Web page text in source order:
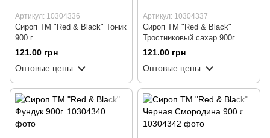
Артикул: 10304336
Сироп ТМ "Red & Black" Тоник
900 г
121.00 грн
Оптовые цены
Артикул: 10304337
Сироп ТМ "Red & Black"
Тростниковый сахар 900г.
121.00 грн
Оптовые цены